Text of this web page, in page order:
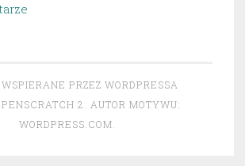
PRZEZ WORDPRESSA
2. AUTOR MOTYWU:
WORDPRESS.COM.